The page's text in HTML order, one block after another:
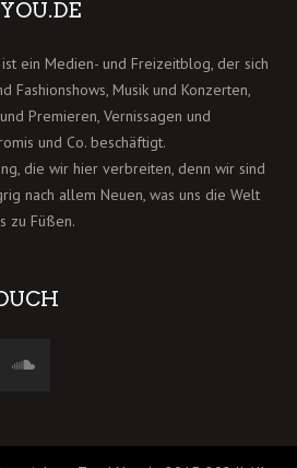
ist ein Medien- und Freizeitblog, der sich
Fashionshows, Musik und Konzerten,
Premieren, Vernissagen und
und Co. beschäftigt.
die wir hier verbreiten, denn wir sind
nach allem Neuen, was uns die Welt
zu Füßen.